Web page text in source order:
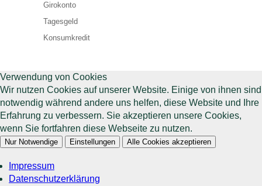
Girokonto
Tagesgeld
Konsumkredit
Verwendung von Cookies
Wir nutzen Cookies auf unserer Website. Einige von ihnen sind
notwendig während andere uns helfen, diese Website und Ihre
Erfahrung zu verbessern. Sie akzeptieren unsere Cookies,
wenn Sie fortfahren diese Webseite zu nutzen.
Nur Notwendige Einstellungen Alle Cookies akzeptieren
Impressum
Datenschutzerklärung